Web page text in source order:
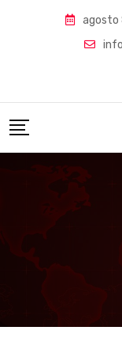
agosto